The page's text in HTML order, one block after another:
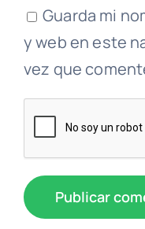
Guarda mi
y web en este
vez que